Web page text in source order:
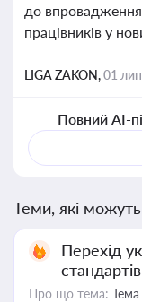
до впровадження
працівників у
LIGA ZAKON,01
Повний AI-
Теми, які можуть
Перехід
Про що тема: Тема